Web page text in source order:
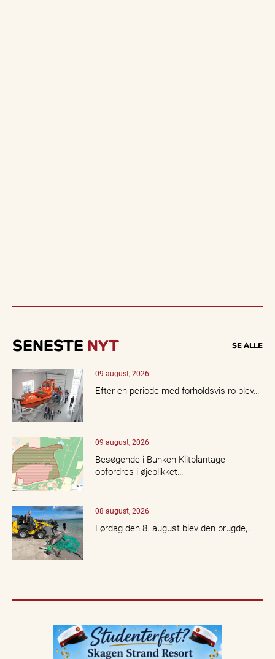
SENESTE NYT SE ALLE
09 august, 2026
Efter en periode med forholdsvis ro blev…
09 august, 2026
Besøgende i Bunken Klitplantage
opfordres i øjeblikket…
08 august, 2026
Lørdag den 8. august blev den brugde,…